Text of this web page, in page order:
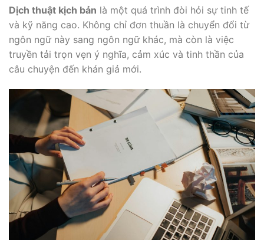
Dịch thuật kịch bản là một quá trình đòi hỏi sự tinh tế
và kỹ năng cao. Không chỉ đơn thuần là chuyển đổi từ
ngôn ngữ này sang ngôn ngữ khác, mà còn là việc
truyền tải trọn vẹn ý nghĩa, cảm xúc và tinh thần của
câu chuyện đến khán giả mới.